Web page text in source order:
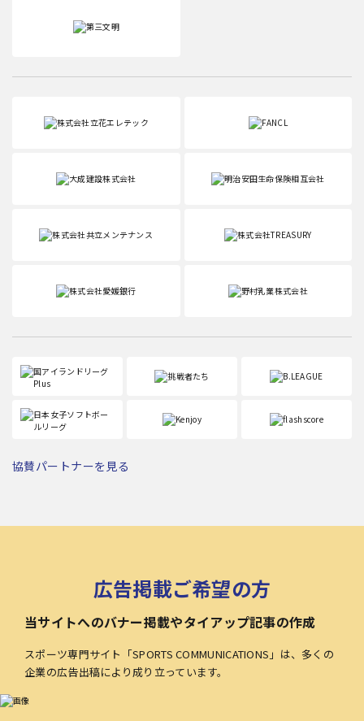
協賛パートナーを見る
広告掲載ご希望の方
当サイトへのバナー掲載やタイアップ記事の作成
スポーツ専門サイト「SPORTS COMMUNICATIONS」は、多くの
企業の広告出稿により成り立っています。